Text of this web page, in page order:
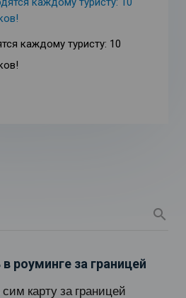
каждому туристу: 10
роуминге за границей
сим карту за границей